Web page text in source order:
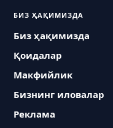
БИЗ ҲАҚИМИЗДА
Биз ҳақимизда
Қоидалар
Макфийлик
Бизнинг иловалар
Реклама